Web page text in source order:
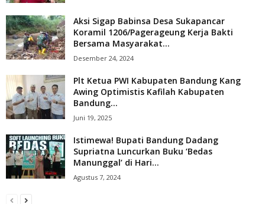
Aksi Sigap Babinsa Desa Sukapancar
Koramil 1206/Pagerageung Kerja Bakti
Bersama Masyarakat...
Desember 24, 2024
Plt Ketua PWI Kabupaten Bandung Kang
Awing Optimistis Kafilah Kabupaten
Bandung...
Juni 19, 2025
Istimewa! Bupati Bandung Dadang
Supriatna Luncurkan Buku ‘Bedas
Manunggal’ di Hari...
Agustus 7, 2024